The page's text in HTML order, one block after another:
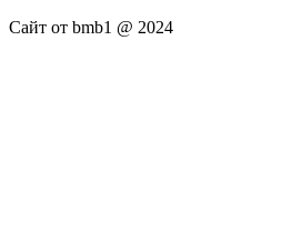
Сайт от bmb1 @ 2024